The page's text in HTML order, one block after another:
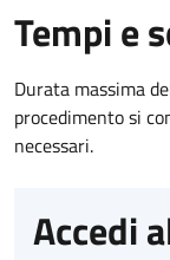
Tempi e
Durata massima
procedimento si
necessari.
Accedi